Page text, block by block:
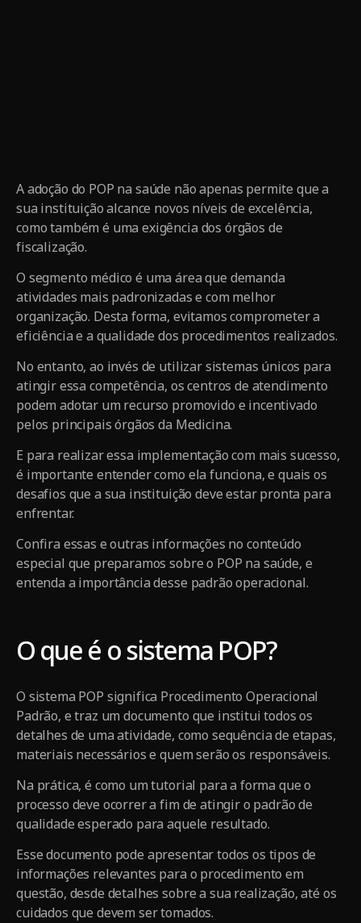
A adoção do POP na saúde não apenas permite que a
sua instituição alcance novos níveis de excelência,
como também é uma exigência dos órgãos de
fiscalização.
O segmento médico é uma área que demanda
atividades mais padronizadas e com melhor
organização. Desta forma, evitamos comprometer a
eficiência e a qualidade dos procedimentos realizados.
No entanto, ao invés de utilizar sistemas únicos para
atingir essa competência, os centros de atendimento
podem adotar um recurso promovido e incentivado
pelos principais órgãos da Medicina.
E para realizar essa implementação com mais sucesso,
é importante entender como ela funciona, e quais os
desafios que a sua instituição deve estar pronta para
enfrentar.
Confira essas e outras informações no conteúdo
especial que preparamos sobre o POP na saúde, e
entenda a importância desse padrão operacional.
O que é o sistema POP?
O sistema POP significa Procedimento Operacional
Padrão, e traz um documento que institui todos os
detalhes de uma atividade, como sequência de etapas,
materiais necessários e quem serão os responsáveis.
Na prática, é como um tutorial para a forma que o
processo deve ocorrer a fim de atingir o padrão de
qualidade esperado para aquele resultado.
Esse documento pode apresentar todos os tipos de
informações relevantes para o procedimento em
questão, desde detalhes sobre a sua realização, até os
cuidados que devem ser tomados.